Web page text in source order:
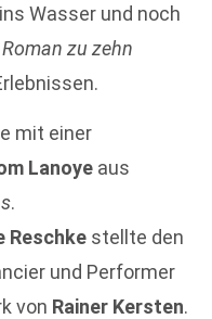
Wasser und noch
Roman zu zehn
mit einer
Lanoye aus
.
Reschke stellte den
und Performer
von Rainer Kersten.